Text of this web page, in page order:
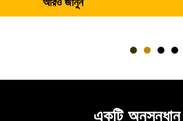
একটি অনুসন্ধান